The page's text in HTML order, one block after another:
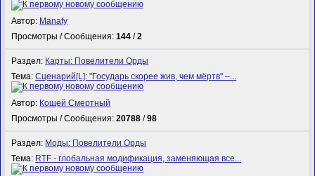
Автор: Manafy
Просмотры / Сообщения:144 /2
Раздел: Карты: Повелители Орды
Тема:Сценарий[L]: "Государь скорее жив, чем мёртв" –...
Автор: Кощей Смертный
Просмотры / Сообщения:20788 /98
Раздел: Моды: Повелители Орды
Тема: RTF - глобальная модификация, заменяющая все...